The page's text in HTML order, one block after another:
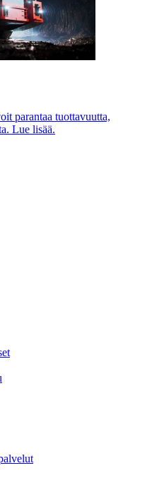
parantaa tuottavuutta,
Lue lisää.